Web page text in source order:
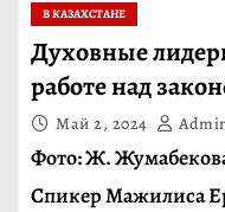
В КАЗАХСТАНЕ
Духовные
работе над
Май 2, 2024
Фото: Ж.
Спикер Мажилиса